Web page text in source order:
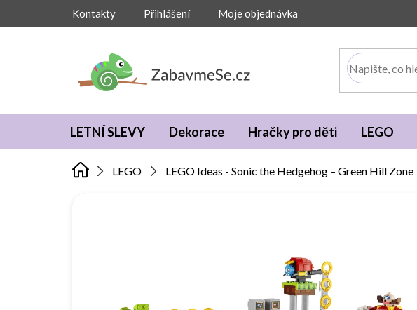
Kontakty Přihlášení Moje objednávka
LETNÍ SLEVY Dekorace Hračky pro děti LEGO
LEGO LEGO Ideas - Sonic the Hedgehog – Green Hill Zone